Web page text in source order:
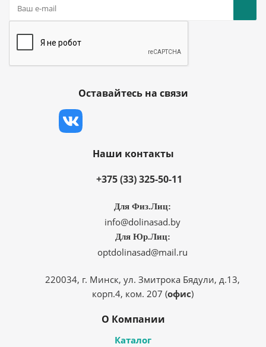
Оставайтесь на связи
Наши контакты
+375 (33) 325-50-11
Для Физ.Лиц:
info@dolinasad.by
Для Юр.Лиц:
optdolinasad@mail.ru
220034, г. Минск, ул. Змитрока Бядули, д.13,
корп.4, ком. 207 (офис)
О Компании
Каталог